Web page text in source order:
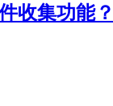
收集功能？